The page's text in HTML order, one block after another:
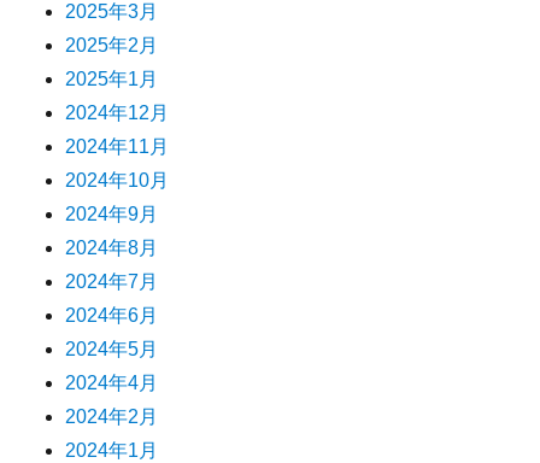
2025年3月
2025年2月
2025年1月
2024年12月
2024年11月
2024年10月
2024年9月
2024年8月
2024年7月
2024年6月
2024年5月
2024年4月
2024年2月
2024年1月